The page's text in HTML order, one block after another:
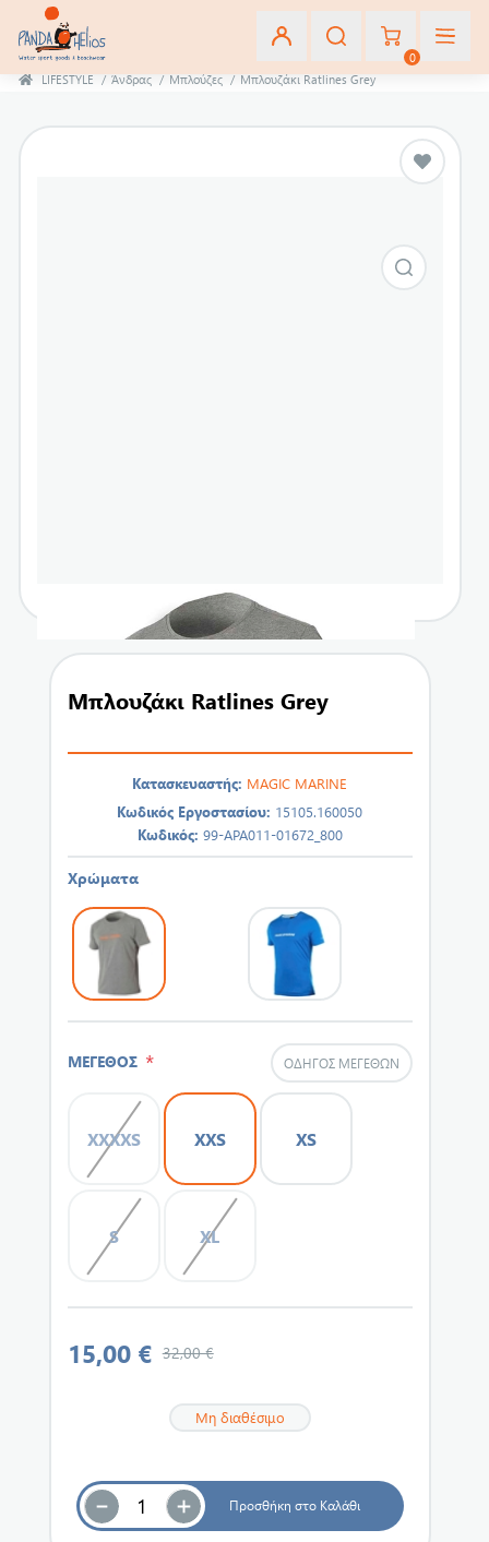
0
LIFESTYLE / Άνδρας / Μπλούζες / Μπλουζάκι Ratlines Grey
Μπλουζάκι Ratlines Grey
Κατασκευαστής: MAGIC MARINE
Κωδικός Εργοστασίου: 15105.160050
Κωδικός: 99-APA011-01672_800
Χρώματα
ΜΕΓΕΘΟΣ * ΟΔΗΓΌΣ ΜΕΓΕΘΏΝ
XXXXS XXS XS
S XL
15,00 € 32,00 €
Μη διαθέσιμο